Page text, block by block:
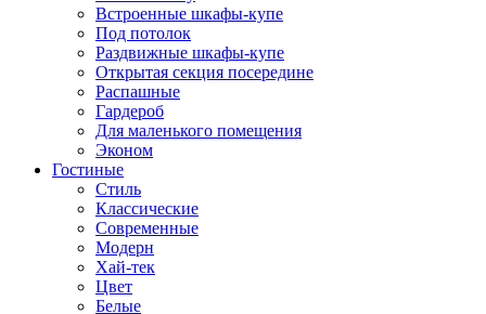
Встроенные шкафы-купе
Под потолок
Раздвижные шкафы-купе
Открытая секция посередине
Распашные
Гардероб
Для маленького помещения
Эконом
Гостиные
Стиль
Классические
Современные
Модерн
Хай-тек
Цвет
Белые